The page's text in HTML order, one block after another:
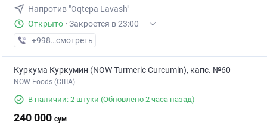
Напротив "Oqtepa Lavash"
Открыто · Закроется в 23:00
+998 (50) XXX-XX-XX
смотреть
Куркума Куркумин (NOW Turmeric Curcumin), капс. №60
NOW Foods (США)
В наличии: 2 штуки (Обновлено 2 часа назад)
240 000 сум